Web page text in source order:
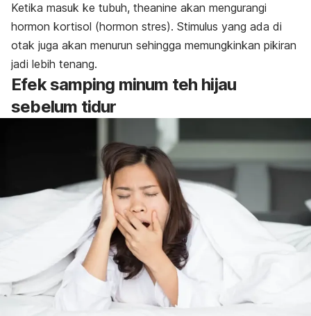
Ketika masuk ke tubuh, theanine akan mengurangi
hormon kortisol (hormon stres). Stimulus yang ada di
otak juga akan menurun sehingga memungkinkan pikiran
jadi lebih tenang.
Efek samping minum teh hijau
sebelum tidur